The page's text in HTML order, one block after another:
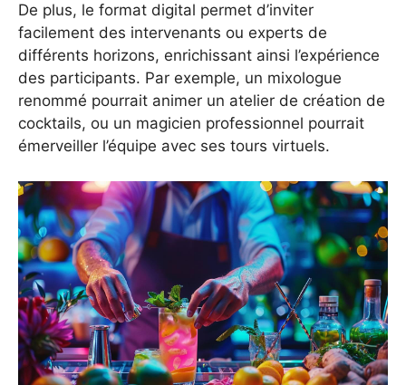
De plus, le format digital permet d’inviter
facilement des intervenants ou experts de
différents horizons, enrichissant ainsi l’expérience
des participants. Par exemple, un mixologue
renommé pourrait animer un atelier de création de
cocktails, ou un magicien professionnel pourrait
émerveiller l’équipe avec ses tours virtuels.